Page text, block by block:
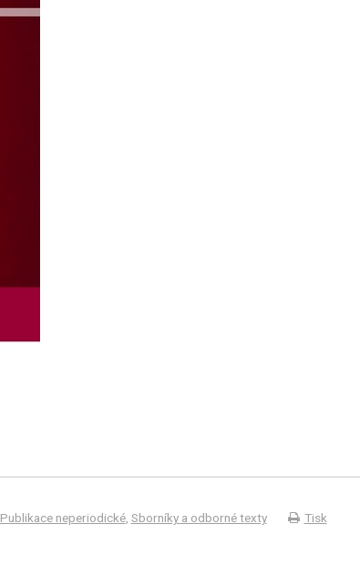
Publikace neperiodické, Sborníky a odborné texty
Tisk